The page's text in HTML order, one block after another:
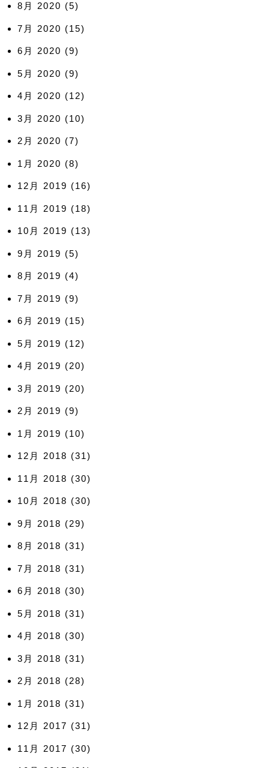
8月 2020 (5)
7月 2020 (15)
6月 2020 (9)
5月 2020 (9)
4月 2020 (12)
3月 2020 (10)
2月 2020 (7)
1月 2020 (8)
12月 2019 (16)
11月 2019 (18)
10月 2019 (13)
9月 2019 (5)
8月 2019 (4)
7月 2019 (9)
6月 2019 (15)
5月 2019 (12)
4月 2019 (20)
3月 2019 (20)
2月 2019 (9)
1月 2019 (10)
12月 2018 (31)
11月 2018 (30)
10月 2018 (30)
9月 2018 (29)
8月 2018 (31)
7月 2018 (31)
6月 2018 (30)
5月 2018 (31)
4月 2018 (30)
3月 2018 (31)
2月 2018 (28)
1月 2018 (31)
12月 2017 (31)
11月 2017 (30)